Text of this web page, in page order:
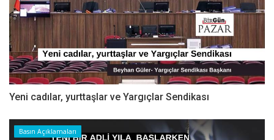
Yeni cadılar, yurttaşlar ve Yargıçlar Sendikası
Basın Açıklamaları